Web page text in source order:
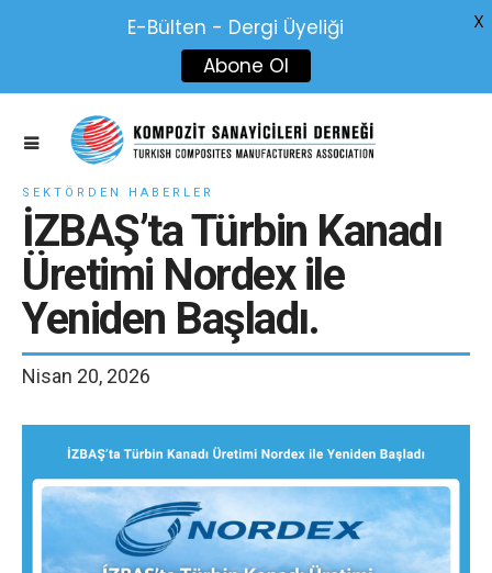
SEKTÖRDEN HABERLER
İZBAŞ’ta Türbin Kanadı
Üretimi Nordex ile
Yeniden Başladı.
Nisan 20, 2026
E-Bülten - Dergi Üyeliği
Abone Ol
X